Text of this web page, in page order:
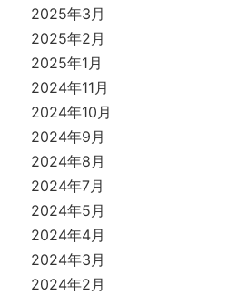
2025年3月
2025年2月
2025年1月
2024年11月
2024年10月
2024年9月
2024年8月
2024年7月
2024年5月
2024年4月
2024年3月
2024年2月